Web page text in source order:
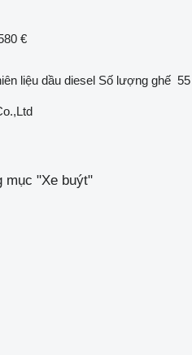
€
liệu dầu diesel Số lượng ghế 55
mục "Xe buýt"